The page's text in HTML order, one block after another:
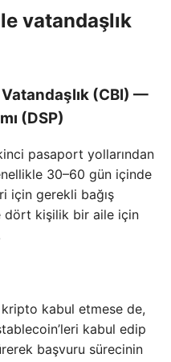
vatandaşlık
Vatandaşlık (CBI) —
(DSP)
pasaport yollarından
30–60 gün içinde
için gerekli bağış
dört kişilik bir aile için
kabul etmese de,
kabul edip
başvuru sürecinin